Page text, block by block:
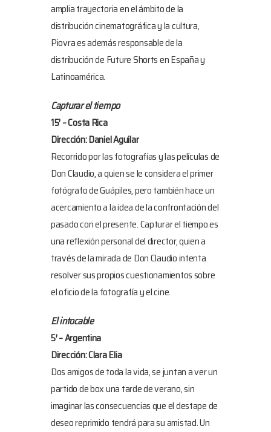
amplia trayectoria en el ámbito de la
distribución cinematográfica y la cultura,
Piovra es además responsable de la
distribución de Future Shorts en España y
Latinoamérica.
Capturar el tiempo
15′ – Costa Rica
Dirección: Daniel Aguilar
Recorrido por las fotografías y las películas de
Don Claudio, a quien se le considera el primer
fotógrafo de Guápiles, pero también hace un
acercamiento a la idea de la confrontación del
pasado con el presente. Capturar el tiempo es
una reflexión personal del director, quien a
través de la mirada de Don Claudio intenta
resolver sus propios cuestionamientos sobre
el oficio de la fotografía y el cine.
El intocable
5′ – Argentina
Dirección: Clara Elia
Dos amigos de toda la vida, se juntan a ver un
partido de box una tarde de verano, sin
imaginar las consecuencias que el destape de
deseo reprimido tendrá para su amistad. Un